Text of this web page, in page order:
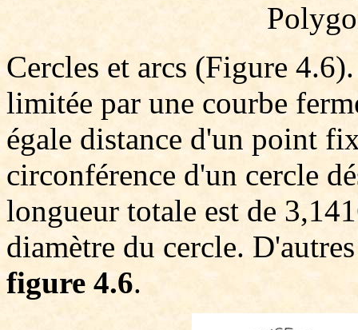
Cercles et arcs (Figure
limitée par une courbe
égale distance d'un point
circonférence d'un cercle
longueur totale est de
diamètre du cercle.
figure 4.6.